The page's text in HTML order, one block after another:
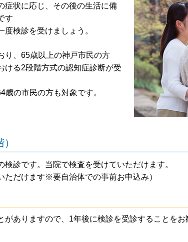
症状に応じ、その後の生活に備
す
検診を受けましょう。
り、65歳以上の神戸市民の方
ける2段階方式の認知症診断が受
の市民の方も対象です。
診です。当院で検査を受けていただけます。
ただけます※要自治体での事前お申込み）
ありますので、1年後に検診を受診することをお